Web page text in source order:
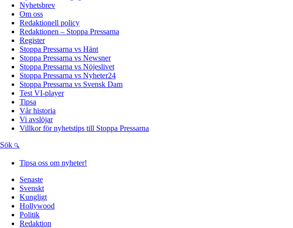
Nyhetsbrev
Om oss
Redaktionell policy
Redaktionen – Stoppa Pressarna
Register
Stoppa Pressarna vs Hänt
Stoppa Pressarna vs Newsner
Stoppa Pressarna vs Nöjeslivet
Stoppa Pressarna vs Nyheter24
Stoppa Pressarna vs Svensk Dam
Test VI-player
Tipsa
Vår historia
Vi avslöjar
Villkor för nyhetstips till Stoppa Pressarna
Sök
Tipsa oss om nyheter!
Senaste
Svenskt
Kungligt
Hollywood
Politik
Redaktion